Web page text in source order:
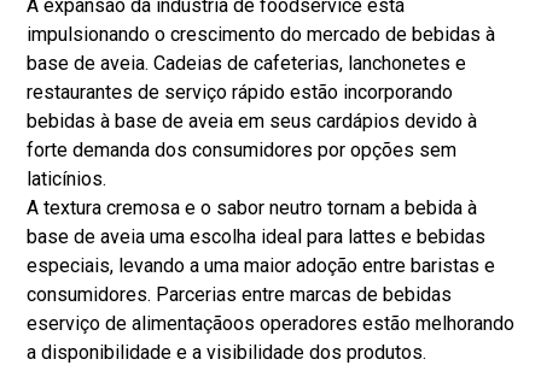
A expansão da indústria de foodservice está
impulsionando o crescimento do mercado de bebidas à
base de aveia. Cadeias de cafeterias, lanchonetes e
restaurantes de serviço rápido estão incorporando
bebidas à base de aveia em seus cardápios devido à
forte demanda dos consumidores por opções sem
laticínios.
A textura cremosa e o sabor neutro tornam a bebida à
base de aveia uma escolha ideal para lattes e bebidas
especiais, levando a uma maior adoção entre baristas e
consumidores. Parcerias entre marcas de bebidas
eserviço de alimentaçãoos operadores estão melhorando
a disponibilidade e a visibilidade dos produtos.